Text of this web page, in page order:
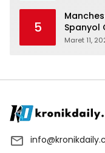
5
Spanyol
Maret 11,